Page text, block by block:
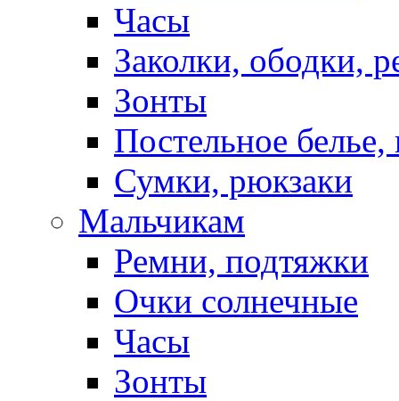
Часы
Заколки, ободки,
Зонты
Постельное белье,
Сумки, рюкзаки
Мальчикам
Ремни, подтяжки
Очки солнечные
Часы
Зонты